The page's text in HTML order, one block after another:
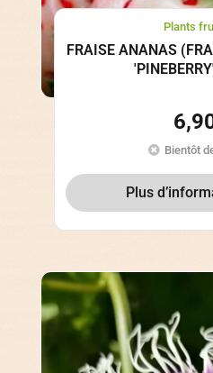
Plants
FRAISE ANANAS
Bientôt
Plus